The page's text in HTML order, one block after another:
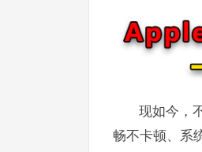
现如今，
畅不卡顿、系